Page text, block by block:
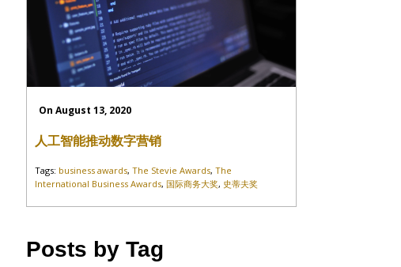
On August 13, 2020
人工智能推动数字营销
Tags: business awards,The Stevie Awards,The
International Business Awards,国际商务大奖, 史蒂夫奖
Posts by Tag